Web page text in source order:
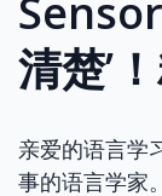
清楚’
亲爱的语言学
事的语言学家